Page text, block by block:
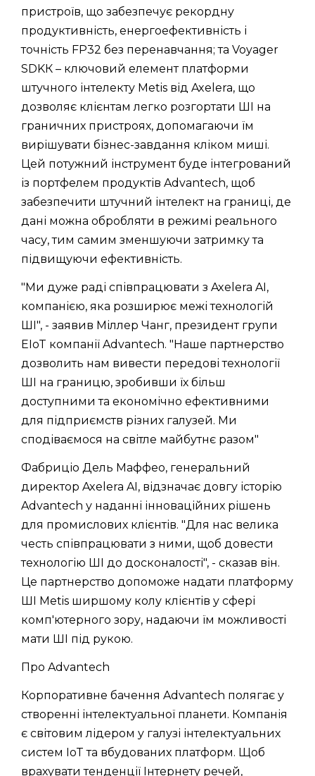
пристроїв, що забезпечує рекордну
продуктивність, енергоефективність і
точність FP32 без перенавчання; та Voyager
SDKК – ключовий елемент платформи
штучного інтелекту Metis від Axelera, що
дозволяє клієнтам легко розгортати ШІ на
граничних пристроях, допомагаючи їм
вирішувати бізнес-завдання кліком миші.
Цей потужний інструмент буде інтегрований
із портфелем продуктів Advantech, щоб
забезпечити штучний інтелект на границі, де
дані можна обробляти в режимі реального
часу, тим самим зменшуючи затримку та
підвищуючи ефективність.
"Ми дуже раді співпрацювати з Axelera AI,
компанією, яка розширює межі технологій
ШІ", - заявив Міллер Чанг, президент групи
EIoT компанії Advantech. "Наше партнерство
дозволить нам вивести передові технології
ШІ на границю, зробивши їх більш
доступними та економічно ефективними
для підприємств різних галузей. Ми
сподіваємося на світле майбутнє разом"
Фабриціо Дель Маффео, генеральний
директор Axelera AI, відзначає довгу історію
Advantech у наданні інноваційних рішень
для промислових клієнтів. "Для нас велика
честь співпрацювати з ними, щоб довести
технологію ШІ до досконалості", - сказав він.
Це партнерство допоможе надати платформу
ШІ Metis ширшому колу клієнтів у сфері
комп'ютерного зору, надаючи їм можливості
мати ШІ під рукою.
Про Advantech
Корпоративне бачення Advantech полягає у
створенні інтелектуальної планети. Компанія
є світовим лідером у галузі інтелектуальних
систем IoT та вбудованих платформ. Щоб
врахувати тенденції Інтернету речей,